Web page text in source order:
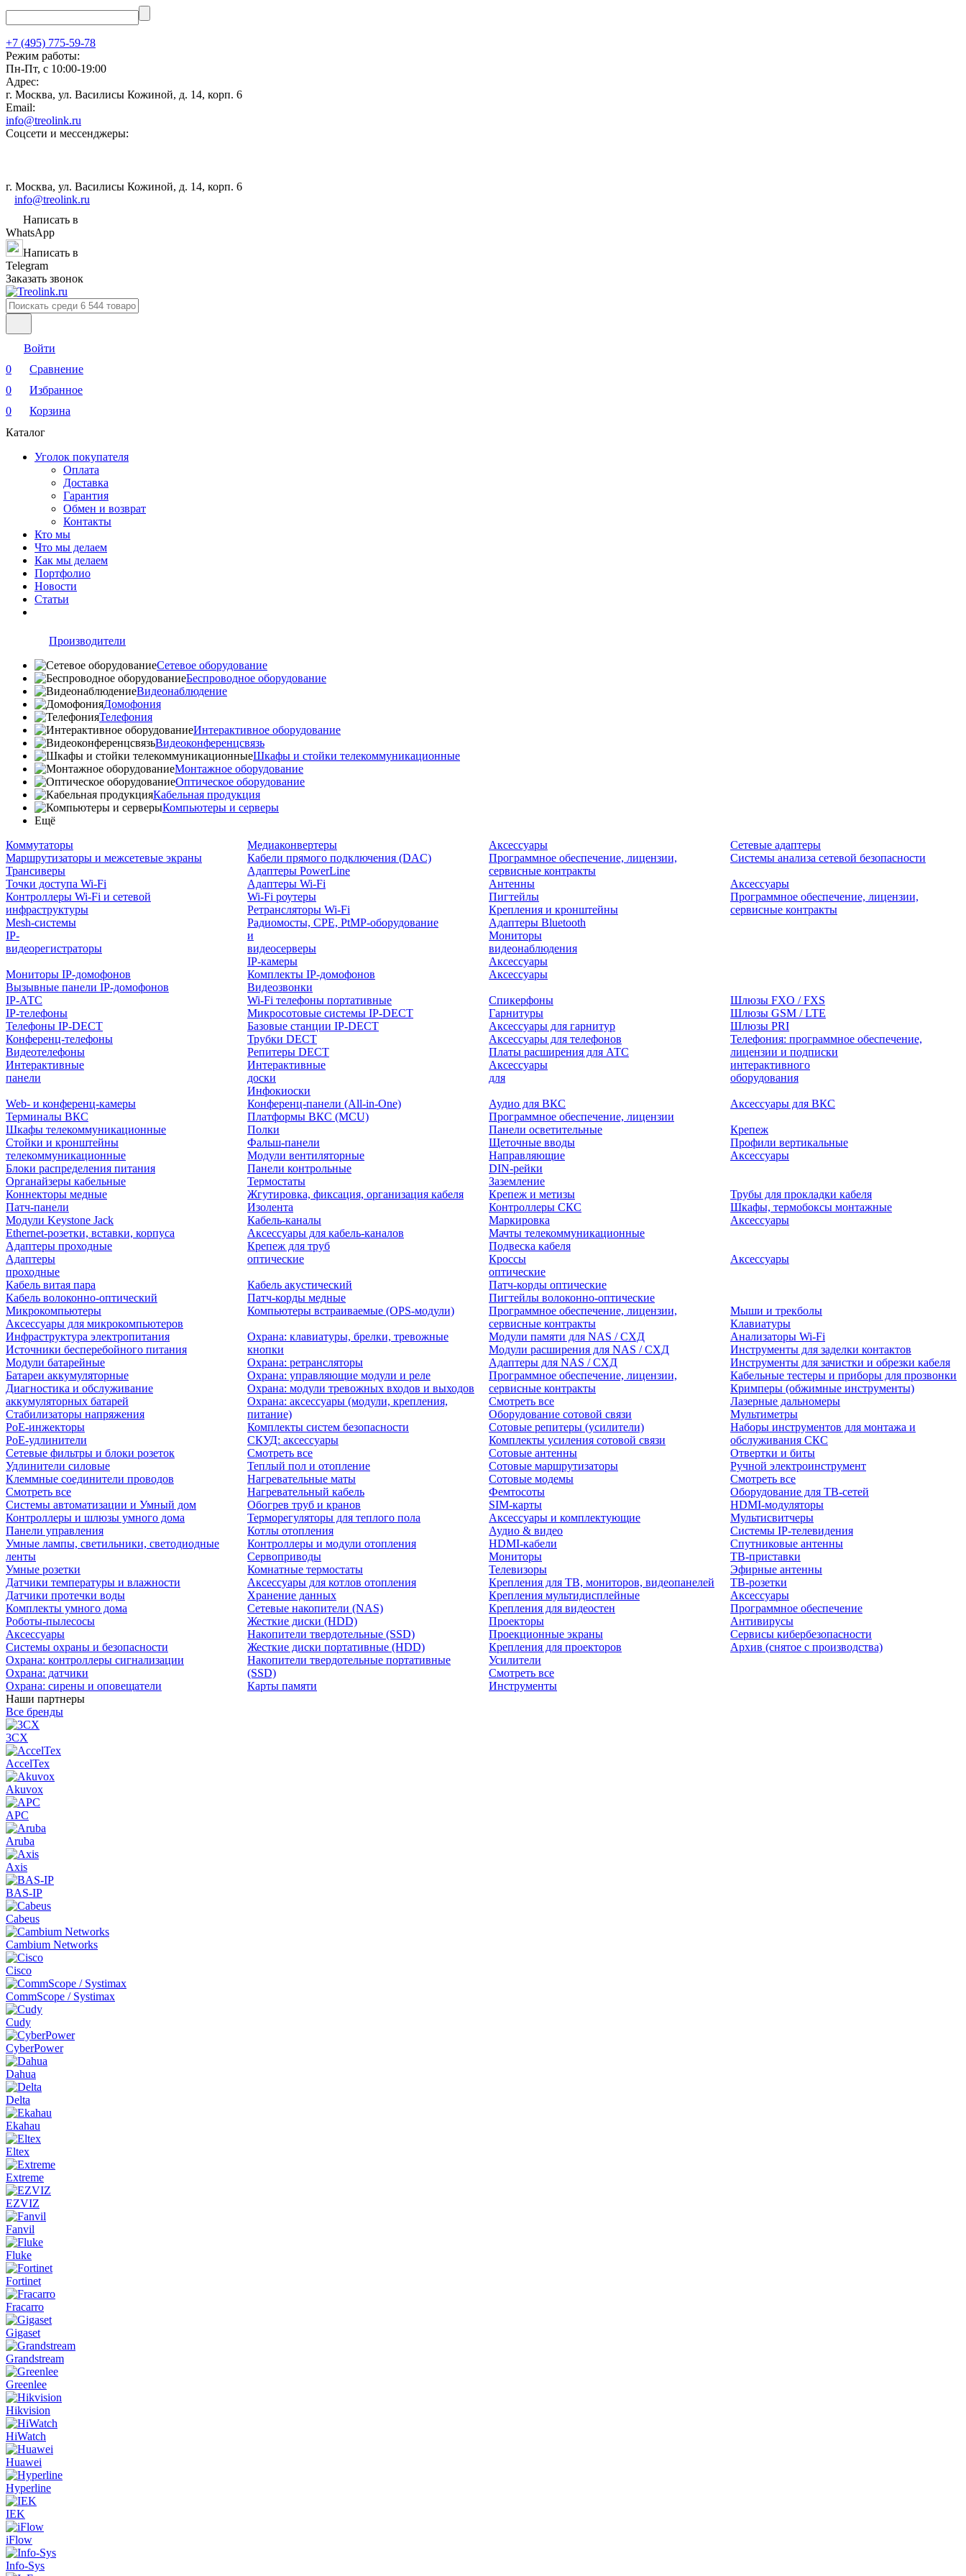
+7 (495) 775-59-78
Режим работы:
Пн-Пт, с 10:00-19:00
Адрес:
г. Москва, ул. Василисы Кожиной, д. 14, корп. 6
Email:
info@treolink.ru
Соцсети и мессенджеры:
г. Москва, ул. Василисы Кожиной, д. 14, корп. 6
info@treolink.ru
Написать в
WhatsApp
Написать в
Telegram
Заказать звонок
Войти
0
Сравнение
0
Избранное
0
Корзина
Каталог
Уголок покупателя
Оплата
Доставка
Гарантия
Обмен и возврат
Контакты
Кто мы
Что мы делаем
Как мы делаем
Портфолио
Новости
Статьи
Производители
Сетевое оборудование
Беспроводное оборудование
Видеонаблюдение
Домофония
Телефония
Интерактивное оборудование
Видеоконференцсвязь
Шкафы и стойки телекоммуникационные
Монтажное оборудование
Оптическое оборудование
Кабельная продукция
Компьютеры и серверы
Ещё
Коммутаторы
Маршрутизаторы и межсетевые экраны
Трансиверы
Медиаконвертеры
Кабели прямого подключения (DAC)
Адаптеры PowerLine
Аксессуары
Программное обеспечение, лицензии,
сервисные контракты
Сетевые адаптеры
Системы анализа сетевой безопасности
Точки доступа Wi-Fi
Контроллеры Wi-Fi и сетевой
инфраструктуры
Mesh-системы
Адаптеры Wi-Fi
Wi-Fi роутеры
Ретрансляторы Wi-Fi
Радиомосты, CPE, PtMP-оборудование
Антенны
Пигтейлы
Крепления и кронштейны
Адаптеры Bluetooth
Аксессуары
Программное обеспечение, лицензии,
сервисные контракты
IP-
видеорегистраторы
и
видеосерверы
IP-камеры
Мониторы
видеонаблюдения
Аксессуары
Мониторы IP-домофонов
Вызывные панели IP-домофонов
Комплекты IP-домофонов
Видеозвонки
Аксессуары
IP-АТС
IP-телефоны
Телефоны IP-DECT
Конференц-телефоны
Видеотелефоны
Wi-Fi телефоны портативные
Микросотовые системы IP-DECT
Базовые станции IP-DECT
Трубки DECT
Репитеры DECT
Спикерфоны
Гарнитуры
Аксессуары для гарнитур
Аксессуары для телефонов
Платы расширения для АТС
Шлюзы FXO / FXS
Шлюзы GSM / LTE
Шлюзы PRI
Телефония: программное обеспечение,
лицензии и подписки
Интерактивные
панели
Интерактивные
доски
Инфокиоски
Аксессуары
для
интерактивного
оборудования
Web- и конференц-камеры
Терминалы ВКС
Конференц-панели (All-in-One)
Платформы ВКС (MCU)
Аудио для ВКС
Программное обеспечение, лицензии
Аксессуары для ВКС
Шкафы телекоммуникационные
Стойки и кронштейны
телекоммуникационные
Блоки распределения питания
Органайзеры кабельные
Полки
Фальш-панели
Модули вентиляторные
Панели контрольные
Термостаты
Панели осветительные
Щеточные вводы
Направляющие
DIN-рейки
Заземление
Крепеж
Профили вертикальные
Аксессуары
Коннекторы медные
Патч-панели
Модули Keystone Jack
Ethernet-розетки, вставки, корпуса
Адаптеры проходные
Жгутировка, фиксация, организация кабеля
Изолента
Кабель-каналы
Аксессуары для кабель-каналов
Крепеж для труб
Крепеж и метизы
Контроллеры СКС
Маркировка
Мачты телекоммуникационные
Подвеска кабеля
Трубы для прокладки кабеля
Шкафы, термобоксы монтажные
Аксессуары
Адаптеры
проходные
оптические
Кроссы
оптические
Аксессуары
Кабель витая пара
Кабель волоконно-оптический
Кабель акустический
Патч-корды медные
Патч-корды оптические
Пигтейлы волоконно-оптические
Микрокомпьютеры
Аксессуары для микрокомпьютеров
Компьютеры встраиваемые (OPS-модули)
Программное обеспечение, лицензии,
сервисные контракты
Мыши и трекболы
Клавиатуры
Инфраструктура электропитания
Источники бесперебойного питания
Модули батарейные
Батареи аккумуляторные
Диагностика и обслуживание
аккумуляторных батарей
Стабилизаторы напряжения
PoE-инжекторы
PoE-удлинители
Сетевые фильтры и блоки розеток
Удлинители силовые
Клеммные соединители проводов
Смотреть все
Системы автоматизации и Умный дом
Контроллеры и шлюзы умного дома
Панели управления
Умные лампы, светильники, светодиодные
ленты
Умные розетки
Датчики температуры и влажности
Датчики протечки воды
Комплекты умного дома
Роботы-пылесосы
Аксессуары
Системы охраны и безопасности
Охрана: контроллеры сигнализации
Охрана: датчики
Охрана: сирены и оповещатели
Охрана: клавиатуры, брелки, тревожные
кнопки
Охрана: ретрансляторы
Охрана: управляющие модули и реле
Охрана: модули тревожных входов и выходов
Охрана: аксессуары (модули, крепления,
питание)
Комплекты систем безопасности
СКУД: аксессуары
Смотреть все
Теплый пол и отопление
Нагревательные маты
Нагревательный кабель
Обогрев труб и кранов
Терморегуляторы для теплого пола
Котлы отопления
Контроллеры и модули отопления
Сервоприводы
Комнатные термостаты
Аксессуары для котлов отопления
Хранение данных
Сетевые накопители (NAS)
Жесткие диски (HDD)
Накопители твердотельные (SSD)
Жесткие диски портативные (HDD)
Накопители твердотельные портативные
(SSD)
Карты памяти
Модули памяти для NAS / СХД
Модули расширения для NAS / СХД
Адаптеры для NAS / СХД
Программное обеспечение, лицензии,
сервисные контракты
Смотреть все
Оборудование сотовой связи
Сотовые репитеры (усилители)
Комплекты усиления сотовой связи
Сотовые антенны
Сотовые маршрутизаторы
Сотовые модемы
Фемтосоты
SIM-карты
Аксессуары и комплектующие
Аудио & видео
HDMI-кабели
Мониторы
Телевизоры
Крепления для ТВ, мониторов, видеопанелей
Крепления мультидисплейные
Крепления для видеостен
Проекторы
Проекционные экраны
Крепления для проекторов
Усилители
Смотреть все
Инструменты
Анализаторы Wi-Fi
Инструменты для заделки контактов
Инструменты для зачистки и обрезки кабеля
Кабельные тестеры и приборы для прозвонки
Кримперы (обжимные инструменты)
Лазерные дальномеры
Мультиметры
Наборы инструментов для монтажа и
обслуживания СКС
Отвертки и биты
Ручной электроинструмент
Смотреть все
Оборудование для ТВ-сетей
HDMI-модуляторы
Мультисвитчеры
Системы IP-телевидения
Спутниковые антенны
ТВ-приставки
Эфирные антенны
ТВ-розетки
Аксессуары
Программное обеспечение
Антивирусы
Сервисы кибербезопасности
Архив (снятое с производства)
Наши партнеры
Все бренды
3CX
AccelTex
Akuvox
APC
Aruba
Axis
BAS-IP
Cabeus
Cambium Networks
Cisco
CommScope / Systimax
Cudy
CyberPower
Dahua
Delta
Ekahau
Eltex
Extreme
EZVIZ
Fanvil
Fluke
Fortinet
Fracarro
Gigaset
Grandstream
Greenlee
Hikvision
HiWatch
Huawei
Hyperline
IEK
iFlow
Info-Sys